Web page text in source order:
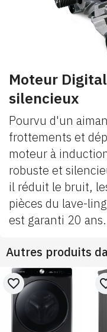
Moteur
silencieux
Pourvu d'un
frottements et
moteur à
robuste et
il réduit le bruit,
pièces du lave-
est garanti 20 ans.
Autres produits
favorite_border